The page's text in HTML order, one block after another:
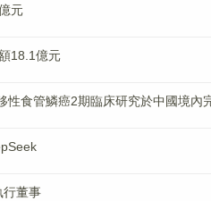
元
18.1億元
食管鱗癌2期臨床研究於中國境內
行董事